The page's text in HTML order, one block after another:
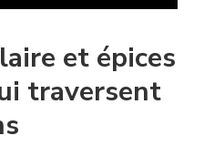
et épices
traversent